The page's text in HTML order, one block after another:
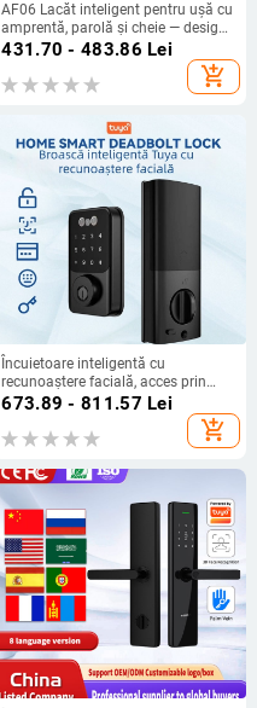
AF06 Lacăt inteligent pentru ușă cu
amprentă, parolă și cheie — design
modern minimalist, pentru uși ale
caminului studențesc, 100 de
amprente în memorie, peste
431.70 - 483.86 Lei
add_shopping_cart
Încuietoare inteligentă cu
recunoaștere facială, acces prin
cheie și cameră interioară pentru
673.89 - 811.57 Lei
add_shopping_cart